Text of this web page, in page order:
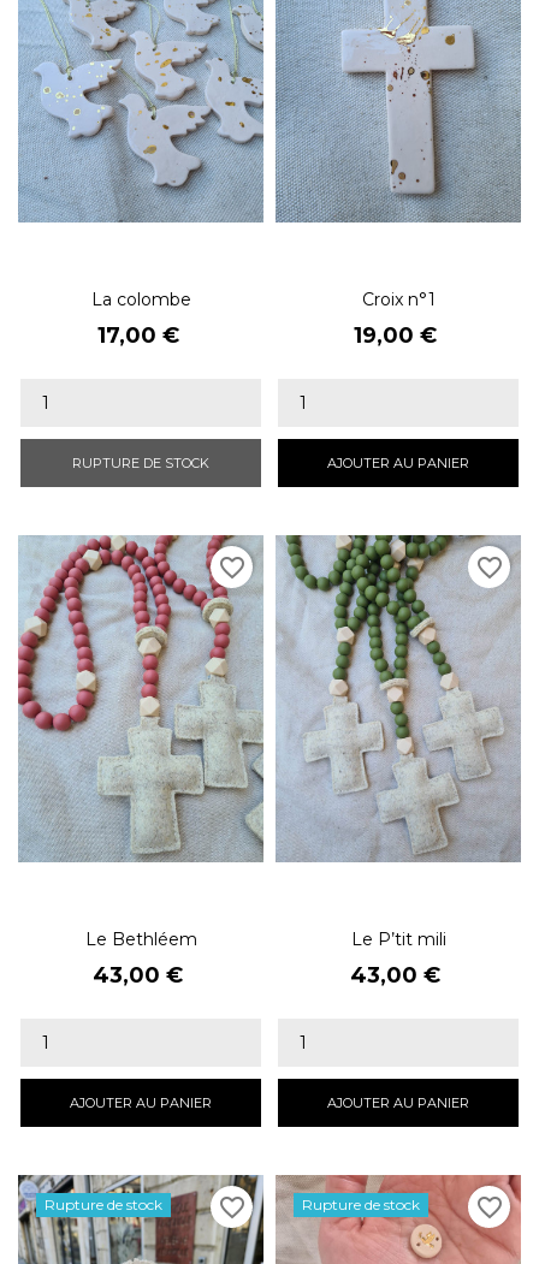
La colombe
Prix
17,00 €
RUPTURE DE STOCK
Croix n°1
Prix
19,00 €
AJOUTER AU PANIER
Le Bethléem
Prix
43,00 €
AJOUTER AU PANIER
favorite_border
Le P’tit mili
Prix
43,00 €
AJOUTER AU PANIER
favorite_border
Rupture de stock favorite_border Rupture de stock favorite_border